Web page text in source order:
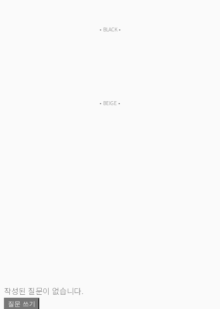
▪︎ BLACK ▪︎
▪︎ BEIGE ▪︎
작성된 질문이 없습니다.
질문 쓰기